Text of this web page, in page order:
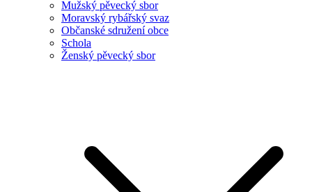
Mužský pěvecký sbor
Moravský rybářský svaz
Občanské sdružení obce
Schola
Ženský pěvecký sbor